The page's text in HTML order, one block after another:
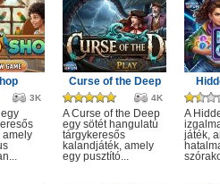
3K
amely
Curse of the Deep
4K
A Curse of the Deep
egy sötét hangulatú
tárgykeresős
kalandjáték, amely
egy pusztító...
A
játék,